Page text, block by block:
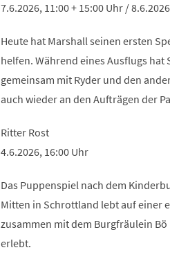
7.6.2026, 11:00 + 15:00 Uhr /
Heute hat Marshall seinen ersten
helfen. Während eines Ausflugs
gemeinsam mit Ryder und den
auch wieder an den Aufträgen der
Ritter Rost
4.6.2026, 16:00 Uhr
Das Puppenspiel nach dem
Mitten in Schrottland lebt auf einer
zusammen mit dem Burgfräulein
erlebt.